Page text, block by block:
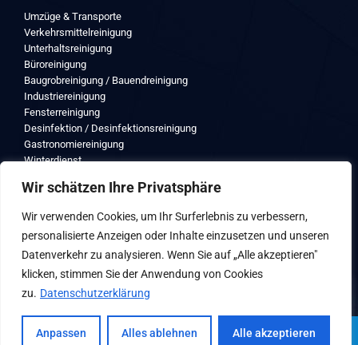
Wir schätzen Ihre Privatsphäre
Wir verwenden Cookies, um Ihr Surferlebnis zu verbessern,
personalisierte Anzeigen oder Inhalte einzusetzen und unseren
Datenverkehr zu analysieren. Wenn Sie auf „Alle akzeptieren"
klicken, stimmen Sie der Anwendung von Cookies
zu. Datenschutzerklärung
Anpassen Alles ablehnen Alle akzeptieren
Umzüge & Transporte
Verkehrsmittelreinigung
Unterhaltsreinigung
Büroreinigung
Baugrobreinigung / Bauendreinigung
Industriereinigung
Fensterreinigung
Desinfektion / Desinfektionsreinigung
Gastronomiereinigung
Winterdienst
INFORMATIONEN
Impressum
Datenschutz
Copyright © 2023 All Rights Reserved SHERIFI GROUP|WebMail